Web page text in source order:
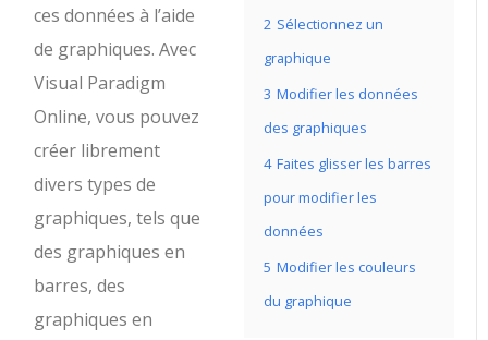
2 Sélectionnez un
graphique
3 Modifier les données
des graphiques
4 Faites glisser les barres
pour modifier les
données
5 Modifier les couleurs
du graphique
ces données à l’aide
de graphiques. Avec
Visual Paradigm
Online, vous pouvez
créer librement
divers types de
graphiques, tels que
des graphiques en
barres, des
graphiques en